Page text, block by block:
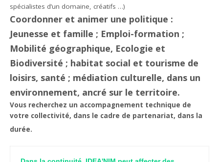
spécialistes d’un domaine, créatifs …)
Coordonner et animer une politique :
Jeunesse et famille ; Emploi-formation ;
Mobilité géographique, Ecologie et
Biodiversité ; habitat social et tourisme de
loisirs, santé ; médiation culturelle, dans un
environnement, ancré sur le territoire.
Vous recherchez un accompagnement technique de
votre collectivité, dans le cadre de partenariat, dans la
durée.